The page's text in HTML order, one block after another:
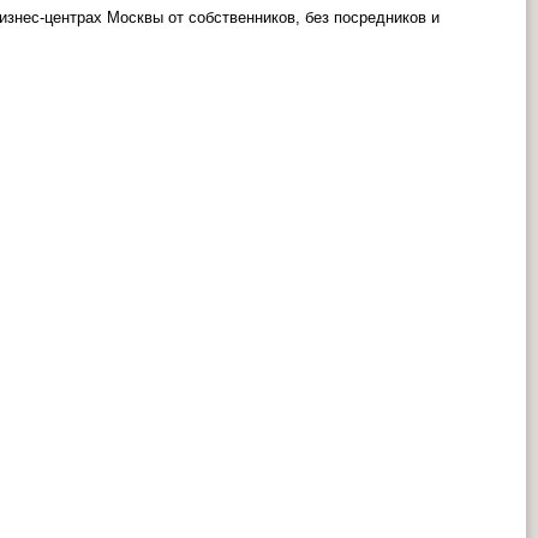
центрах Москвы от собственников, без посредников и